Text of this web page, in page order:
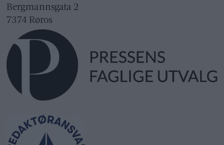
Bergmannsgata 2
7374 Røros